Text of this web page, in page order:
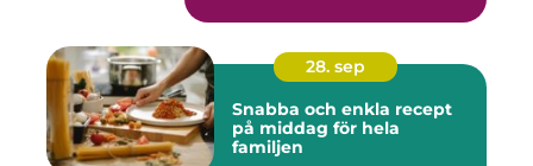
28. sep
Snabba och enkla recept
på middag för hela
familjen